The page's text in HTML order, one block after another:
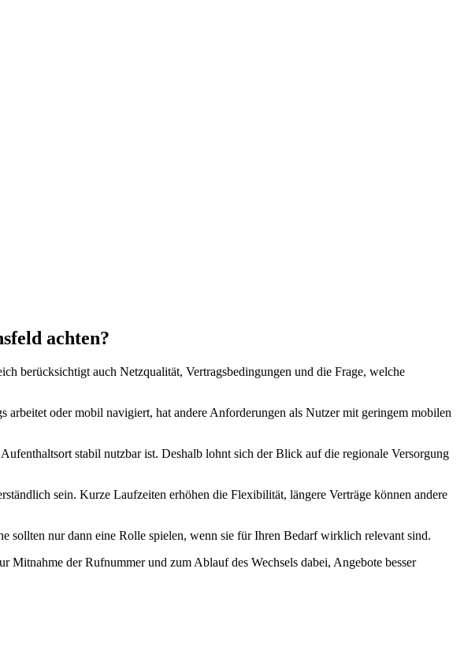
achten?
berücksichtigt auch Netzqualität, Vertragsbedingungen und die Frage, welche
arbeitet oder mobil navigiert, hat andere Anforderungen als Nutzer mit geringem mobilen
stabil nutzbar ist. Deshalb lohnt sich der Blick auf die regionale Versorgung
sein. Kurze Laufzeiten erhöhen die Flexibilität, längere Verträge können andere
nur dann eine Rolle spielen, wenn sie für Ihren Bedarf wirklich relevant sind.
Mitnahme der Rufnummer und zum Ablauf des Wechsels dabei, Angebote besser